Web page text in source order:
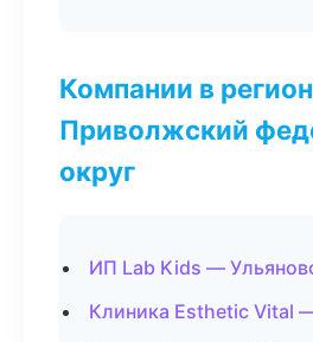
Компании в
Приволжский
округ
ИП Lab Kids —
Клиника Esthetic Vital